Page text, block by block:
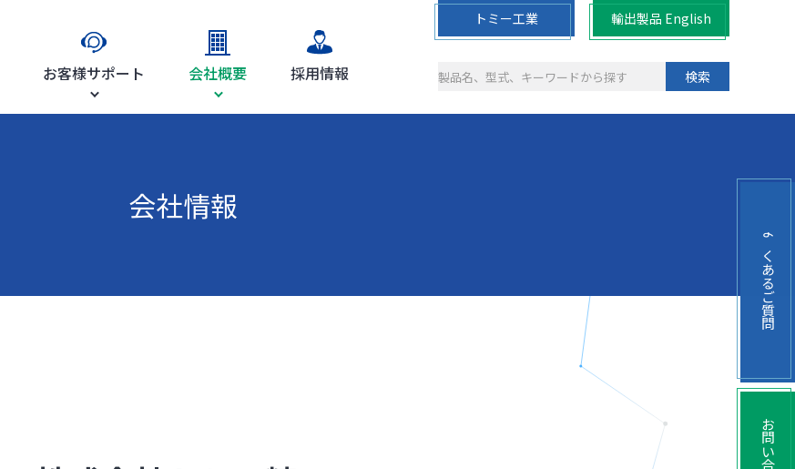
お客様サポート 会社概要 採用情報
トミー工業 輸出製品 English
検索
会社情報
よくあるご質問